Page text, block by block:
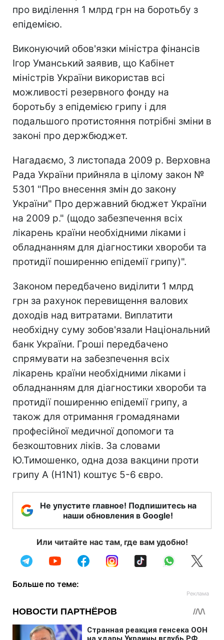
про виділення 1 млрд грн на боротьбу з
епідемією.
Виконуючий обов'язки міністра фінансів
Ігор Уманський заявив, що Кабінет
міністрів України використав всі
можливості резервного фонду на
боротьбу з епідемією грипу і для
подальшого протистояння потрібні зміни в
законі про держбюджет.
Нагадаємо, 3 листопада 2009 р. Верховна
Рада України прийняла в цілому закон №
5301 "Про внесення змін до закону
України" Про державний бюджет України
на 2009 р." (щодо забезпечення всіх
лікарень країни необхідними ліками і
обладнанням для діагностики хвороби та
протидії поширенню епідемії грипу)".
Законом передбачено виділити 1 млрд
грн за рахунок перевищення валових
доходів над витратами. Виплатити
необхідну суму зобов'язали Національний
банк України. Гроші передбачено
спрямувати на забезпечення всіх
лікарень країни необхідними ліками і
обладнанням для діагностики хвороби та
протидії поширенню епідемії грипу, а
також для отримання громадянами
професійної медичної допомоги та
безкоштовних ліків. За словами
Ю.Тимошенко, одна доза вакцини проти
грипу А (H1N1) коштує 5-6 євро.
Не упустите главное! Подпишитесь на
наши обновления в Google!
Или читайте нас там, где вам удобно!
Больше по теме: